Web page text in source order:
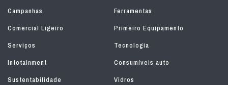
Campanhas
Ferramentas
Comercial Ligeiro
Primeiro Equipamento
Serviços
Tecnologia
Infotainment
Consumíveis auto
Sustentabilidade
Vidros